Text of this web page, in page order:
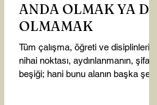
ANDA OLMAK YA DA
OLMAMAK
Tüm çalışma, öğreti ve disiplinlerin
nihai noktası, aydınlanmanın, şifanın
beşiği; hani bunu alanın başka şey